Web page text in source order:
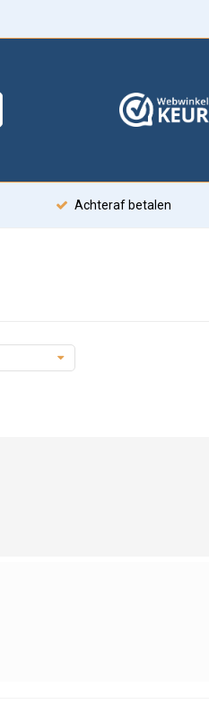
Achteraf betalen